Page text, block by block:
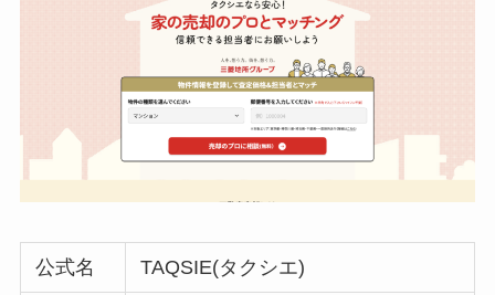
公式名 TAQSIE(タクシエ)